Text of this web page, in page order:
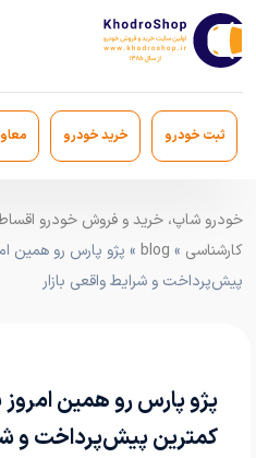
ثبت خودرو خرید خودرو
کارشناسی »
blog » پژو پارس رو همین
پیش‌پرداخت و شرایط واقعی بازار
پژو پارس رو همین امروز
کمترین پیش‌پرداخت و